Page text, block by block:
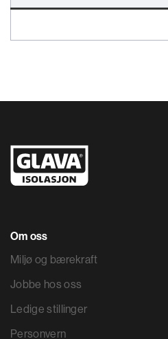
Om oss
Miljø og bærekraft
Jobbe hos oss
Ledige stillinger
Personvern